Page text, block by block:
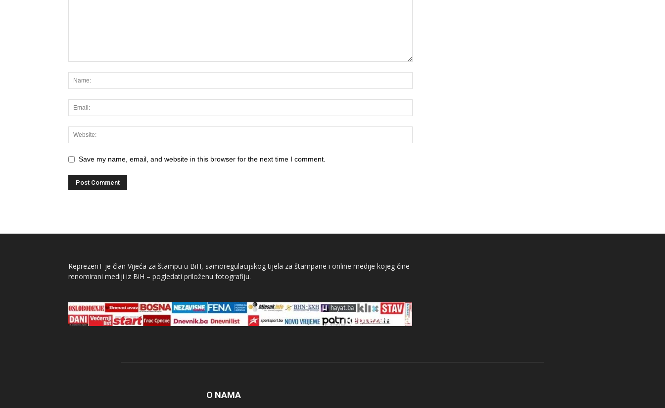
Save my name, email, and website in this browser for the next time I comment.
ReprezenT je član Vijeća za štampu u BiH, samoregulacijskog tijela za štampane i online medije kojeg čine
renomirani mediji iz BiH – pogledati priloženu fotografiju.
O NAMA